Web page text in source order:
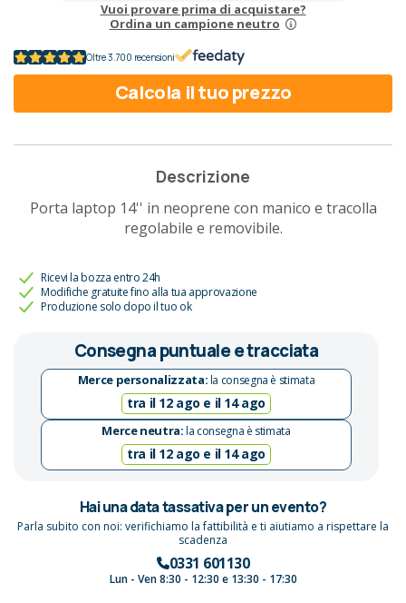
Vuoi provare prima di acquistare?
Ordina un campione neutro
Oltre 3.700 recensioni
Calcola il tuo prezzo
Descrizione
Porta laptop 14'' in neoprene con manico e tracolla
regolabile e removibile.
Ricevi la bozza entro 24h
Modifiche gratuite fino alla tua approvazione
Produzione solo dopo il tuo ok
Consegna puntuale e tracciata
Merce personalizzata:la consegna è stimata
tra il 12 ago e il 14 ago
Merce neutra:la consegna è stimata
tra il 12 ago e il 14 ago
Hai una data tassativa per un evento?
Parla subito con noi: verifichiamo la fattibilità e ti aiutiamo a rispettare la
scadenza
0331 601130
Lun - Ven 8:30 - 12:30 e 13:30 - 17:30